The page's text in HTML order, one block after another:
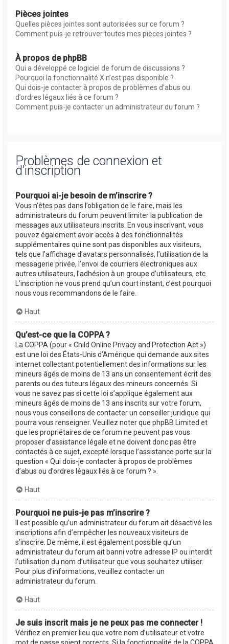
Pièces jointes
Quelles pièces jointes sont autorisées sur ce forum ?
Comment puis-je retrouver toutes mes pièces jointes ?
À propos de phpBB
Qui a développé ce logiciel de forum de discussions ?
Pourquoi la fonctionnalité X n’est pas disponible ?
Qui dois-je contacter à propos de problèmes d’abus ou
d’ordres légaux liés à ce forum ?
Comment puis-je contacter un administrateur du forum ?
Problèmes de connexion et
d’inscription
Pourquoi ai-je besoin de m’inscrire ?
Vous n’êtes pas dans l’obligation de le faire, mais les
administrateurs du forum peuvent limiter la publication de
messages aux utilisateurs inscrits. En vous inscrivant, vous
pouvez également avoir accès à des fonctionnalités
supplémentaires qui ne sont pas disponibles aux visiteurs,
tels que l’affichage d’avatars personnalisés, l’utilisation de la
messagerie privée, l’envoi de courriers électroniques aux
autres utilisateurs, l’adhésion à un groupe d’utilisateurs, etc.
L’inscription ne vous prend qu’un court instant, c’est pourquoi
nous vous recommandons de le faire.
Haut
Qu’est-ce que la COPPA ?
La COPPA (pour « Child Online Privacy and Protection Act »)
est une loi des États-Unis d’Amérique qui demande aux sites
internet collectant potentiellement des informations sur les
mineurs âgés de moins de 13 ans un consentement écrit des
parents ou des tuteurs légaux des mineurs concernés. Si
vous ne savez pas si cette loi s’applique également aux
mineurs âgés de moins de 13 ans inscrits sur votre forum,
nous vous conseillons de contacter un conseiller juridique qui
pourra vous renseigner. Veuillez noter que phpBB Limited et
que les propriétaires de ce forum ne peuvent pas vous
proposer d’assistance légale et ne doivent donc pas être
contactés à ce sujet, excepté lorsque l’assistance porte sur la
question « Qui dois-je contacter à propos de problèmes
d’abus ou d’ordres légaux liés à ce forum ? ».
Haut
Pourquoi ne puis-je pas m’inscrire ?
Il est possible qu’un administrateur du forum ait désactivé les
inscriptions afin d’empêcher les nouveaux visiteurs de
s’inscrire. De même, il est également possible qu’un
administrateur du forum ait banni votre adresse IP ou interdit
l’utilisation du nom d’utilisateur que vous souhaitez utiliser.
Pour plus d’informations, veuillez contacter un
administrateur du forum.
Haut
Je suis inscrit mais je ne peux pas me connecter !
Vérifiez en premier lieu que votre nom d’utilisateur et votre
mot de passe soient corrects. Si la fonctionnalité de la COPPA